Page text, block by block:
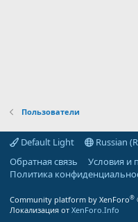
Пользователи
Default Light
Russian
Обратная связь
Условия и
Политика
Community platform by XenForo®
Локализация от XenForo.Info